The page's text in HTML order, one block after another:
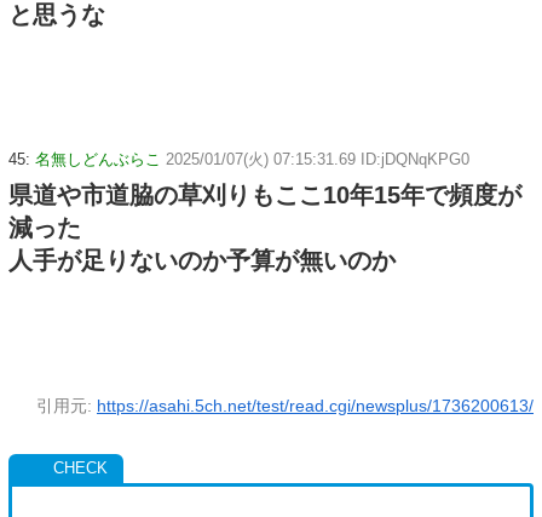
と思うな
45: 名無しどんぶらこ 2025/01/07(火) 07:15:31.69 ID:jDQNqKPG0
県道や市道脇の草刈りもここ10年15年で頻度が
減った
人手が足りないのか予算が無いのか
引用元: https://asahi.5ch.net/test/read.cgi/newsplus/1736200613/